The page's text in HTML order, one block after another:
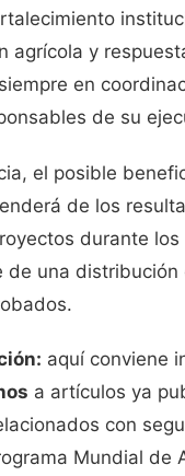
agrícola y
en
de su
el posible
de los
durante los
de una distribución
aquí conviene
a artículos ya
con
Mundial de